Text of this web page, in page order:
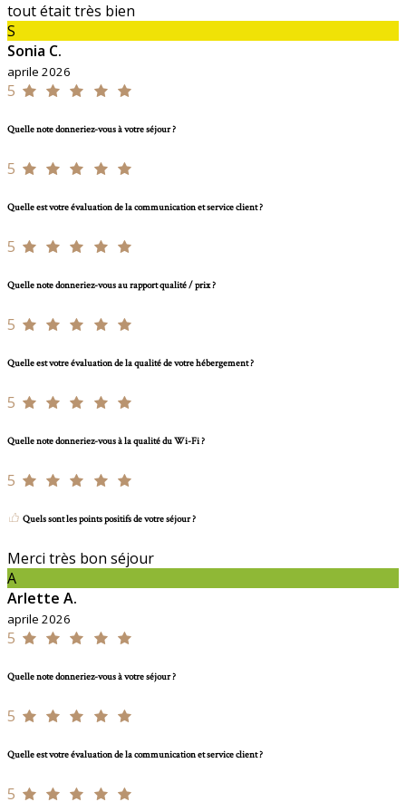
tout était très bien
S
Sonia C.
aprile 2026
5
Quelle note donneriez-vous à votre séjour ?
5
Quelle est votre évaluation de la communication et service client ?
5
Quelle note donneriez-vous au rapport qualité / prix ?
5
Quelle est votre évaluation de la qualité de votre hébergement ?
5
Quelle note donneriez-vous à la qualité du Wi-Fi ?
5
Quels sont les points positifs de votre séjour ?
Merci très bon séjour
A
Arlette A.
aprile 2026
5
Quelle note donneriez-vous à votre séjour ?
5
Quelle est votre évaluation de la communication et service client ?
5